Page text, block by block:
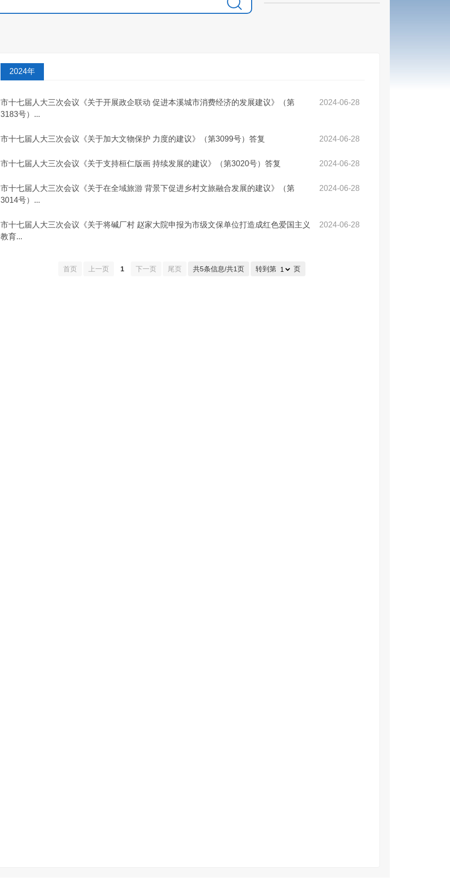
2024年
2024-06-28
市十七届人大三次会议《关于开展政企联动 促进本溪城市消费经济的发展建议》（第
3183号）...
2024-06-28
市十七届人大三次会议《关于加大文物保护 力度的建议》（第3099号）答复
2024-06-28
市十七届人大三次会议《关于支持桓仁版画 持续发展的建议》（第3020号）答复
2024-06-28
市十七届人大三次会议《关于在全域旅游 背景下促进乡村文旅融合发展的建议》（第
3014号）...
2024-06-28
市十七届人大三次会议《关于将碱厂村 赵家大院申报为市级文保单位打造成红色爱国主义
教育...
首页 上一页 1 下一页 尾页 共5条信息/共1页 转到第 页